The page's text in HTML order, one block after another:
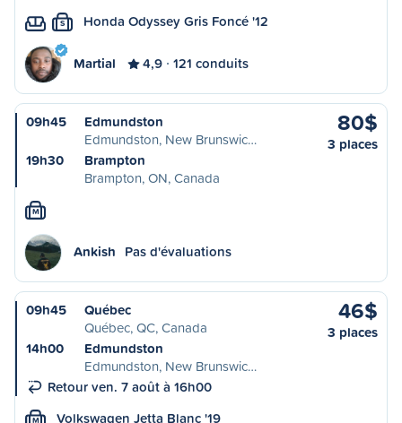
S Honda Odyssey Gris Foncé '12
Martial 4,9 121 conduits
09h45
Edmundston
Edmundston, New Brunswic…
19h30
Brampton
Brampton, ON, Canada
80$
3 places
M
Ankish Pas d'évaluations
09h45
Québec
Québec, QC, Canada
14h00
Edmundston
Edmundston, New Brunswic…
Retour ven. 7 août à 16h00
46$
3 places
M Volkswagen Jetta Blanc '19